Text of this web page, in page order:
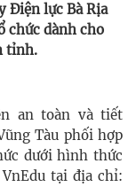
Điện lực Bà Rịa
chức dành cho
tỉnh.
an toàn và tiết
Tàu phối hợp
dưới hình thức
tại địa chỉ: